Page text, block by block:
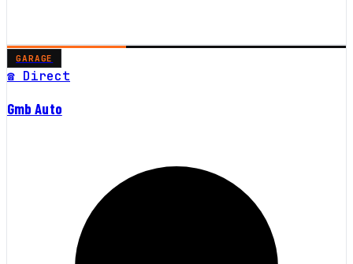
GARAGE
☎ Direct
Gmb Auto